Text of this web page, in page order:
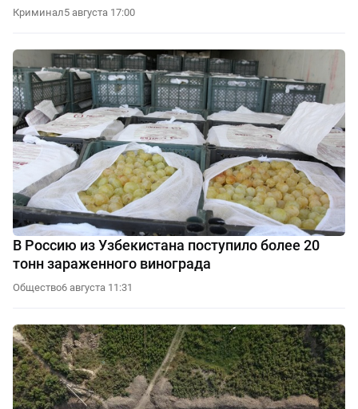
Криминал5 августа 17:00
В Россию из Узбекистана поступило более 20
тонн зараженного винограда
Общество6 августа 11:31